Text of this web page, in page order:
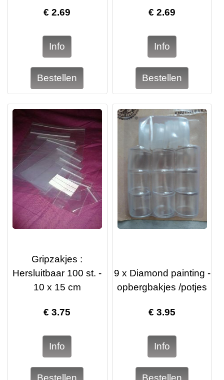
€2.69 €2.69
Gripzakjes :
Hersluitbaar 100 st. -
10 x 15 cm
€3.75
9 x Diamond painting -
opbergbakjes /potjes
€3.95